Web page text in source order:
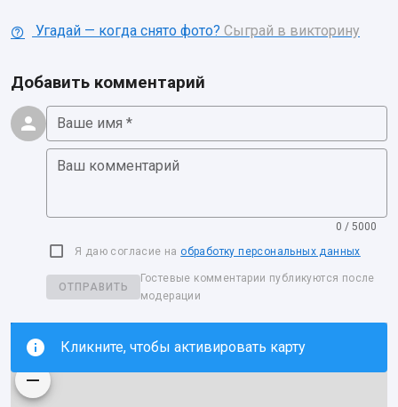
Угадай — когда снято фото? Сыграй в викторину
Добавить комментарий
Ваше имя *
Ваш комментарий
0 / 5000
Я даю согласие на обработку персональных данных
ОТПРАВИТЬ
Гостевые комментарии публикуются после
модерации
Кликните, чтобы активировать карту